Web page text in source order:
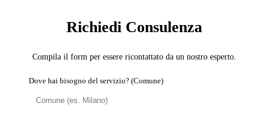
Richiedi Consulenza
Compila il form per essere ricontattato da un nostro esperto.
Dove hai bisogno del servizio? (Comune)